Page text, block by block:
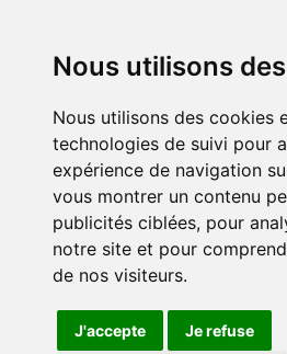
Nous utilisons
Nous utilisons des cookies
technologies de suivi pour
expérience de navigation
vous montrer un contenu
publicités ciblées, pour
notre site et pour
de nos visiteurs.
J'accepte Je refuse
Terms of Use| Privacy|Cookies Policy (Mes
À propos
Mentions légales
Contact Us
Follow us on
Watch us on